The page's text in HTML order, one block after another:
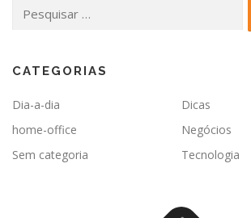
por:
CATEGORIAS
Dia-a-dia
Dicas
home-office
Negócios
Sem categoria
Tecnologia